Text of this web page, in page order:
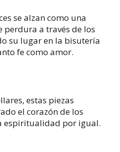
se alzan como una
perdura a través de los
su lugar en la bisutería
fe como amor.
estas piezas
el corazón de los
espiritualidad por igual.